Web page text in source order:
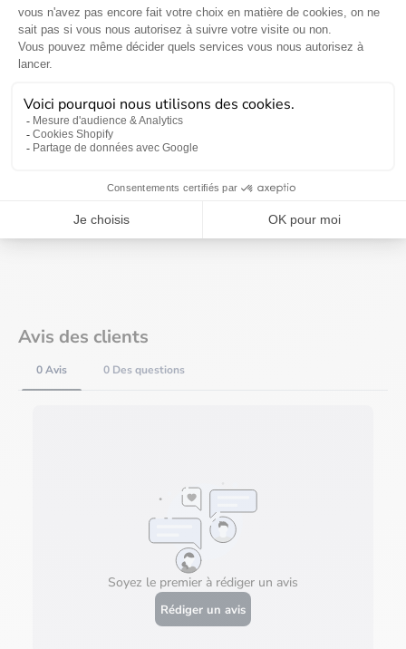
de 69€ en France
métropolitaine
à 5 jours
Retour sous 30 jours
Information sur la livraison et les retours
Besoin d'aide ?
Avis des clients
0 Avis 0 Des questions
Soyez le premier à rédiger un avis
Rédiger un avis